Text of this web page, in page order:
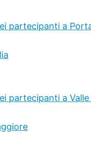
partecipanti a
partecipanti a